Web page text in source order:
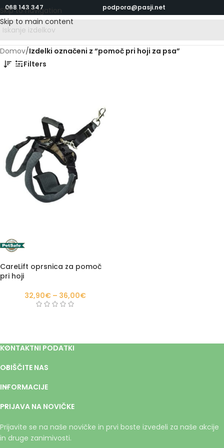
Skip to navigation
Skip to main content
068 143 347 podpora@pasji.net
Domov/Izdelki označeni z “pomoč pri hoji za psa”
Filters
CareLift oprsnica za pomoč
pri hoji
32,90€ – 36,00€
KONTAKTNI PODATKI
OBIŠČITE NAS
INFORMACIJE
PRIJAVA NA NOVIČKE
Prijavite se na naše novičke in prvi boste izvedeli za naše akcije
in druge zanimivosti.